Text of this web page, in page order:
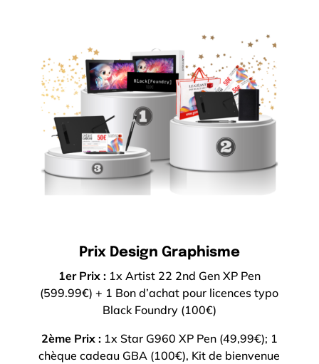
Prix Design Graphisme
1er Prix :1x Artist 22 2nd Gen XP Pen
(599.99€) + 1 Bon d’achat pour licences typo
Black Foundry (100€)
2ème Prix :1x Star G960 XP Pen (49,99€); 1
chèque cadeau GBA (100€), Kit de bienvenue